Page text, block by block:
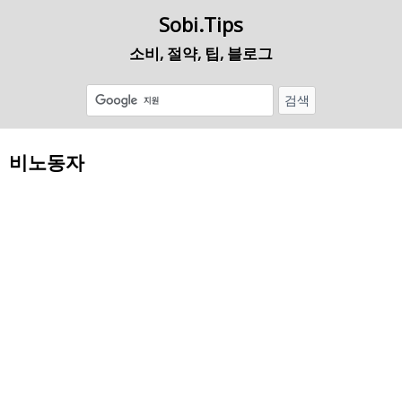
Sobi.Tips
소비, 절약, 팁, 블로그
비노동자